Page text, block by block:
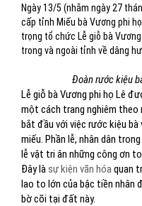
Ngày 13/5 (nhằm ngày 27
cấp tỉnh Miếu bà Vương phi
trọng tổ chức Lễ giỗ bà
trong và ngoài tỉnh về dâng
Đoàn rước kiệu
Lễ giỗ bà Vương phi họ Lê
một cách trang nghiêm theo
bắt đầu với việc rước kiệu
miếu. Phần lễ, nhân dân
lễ vật tri ân những công ơn
Đây làsự kiện văn hóaquan
lao to lớn của bậc tiền nhân
bờ cõi tại đất này.